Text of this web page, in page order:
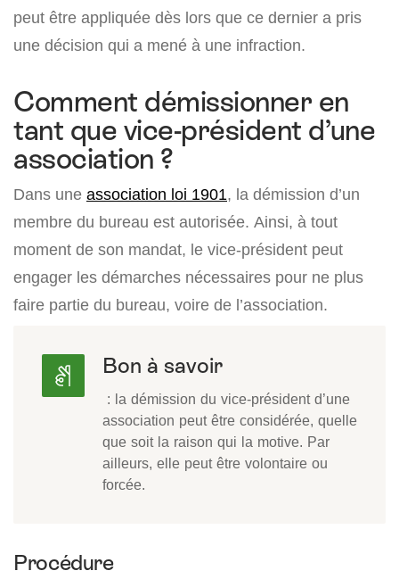
peut être appliquée dès lors que ce dernier a pris
une décision qui a mené à une infraction.
Comment démissionner en
tant que vice-président d’une
association ?
Dans une association loi 1901, la démission d’un
membre du bureau est autorisée. Ainsi, à tout
moment de son mandat, le vice-président peut
engager les démarches nécessaires pour ne plus
faire partie du bureau, voire de l’association.
Bon à savoir
: la démission du vice-président d’une
association peut être considérée, quelle
que soit la raison qui la motive. Par
ailleurs, elle peut être volontaire ou
forcée.
Procédure